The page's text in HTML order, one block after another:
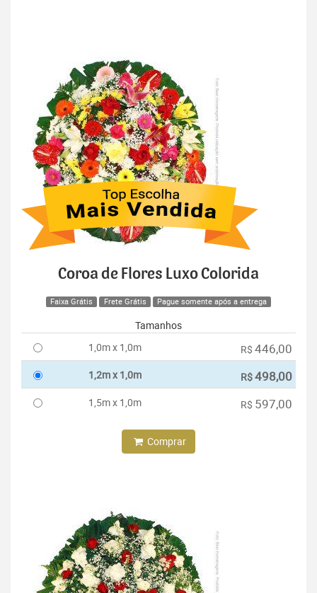
Coroa de Flores Luxo Colorida
Faixa Grátis Frete Grátis Pague somente após a entrega
Tamanhos
1,0m x 1,0m
R$ 446,00
1,2m x 1,0m R$498,00
1,5m x 1,0m R$ 597,00
Comprar